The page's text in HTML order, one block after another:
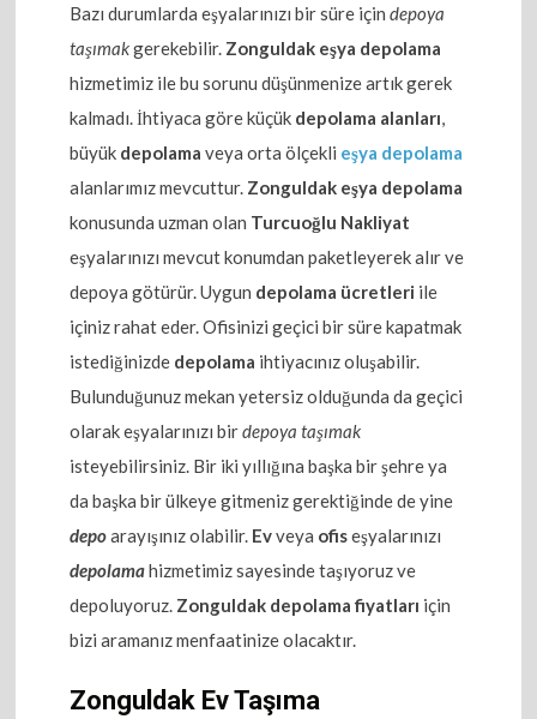
Bazı durumlarda eşyalarınızı bir süre içindepoya
taşımakgerekebilir. Zonguldak eşya depolama
hizmetimiz ile bu sorunu düşünmenize artık gerek
kalmadı. İhtiyaca göre küçük depolama alanları,
büyük depolama veya orta ölçekli eşya depolama
alanlarımız mevcuttur. Zonguldak eşya depolama
konusunda uzman olan Turcuoğlu Nakliyat
eşyalarınızı mevcut konumdan paketleyerek alır ve
depoya götürür. Uygun depolama ücretleri ile
içiniz rahat eder. Ofisinizi geçici bir süre kapatmak
istediğinizde depolama ihtiyacınız oluşabilir.
Bulunduğunuz mekan yetersiz olduğunda da geçici
olarak eşyalarınızı birdepoya taşımak
isteyebilirsiniz. Bir iki yıllığına başka bir şehre ya
da başka bir ülkeye gitmeniz gerektiğinde de yine
depoarayışınız olabilir. Evveya ofiseşyalarınızı
depolamahizmetimiz sayesinde taşıyoruz ve
depoluyoruz. Zonguldak depolama fiyatları için
bizi aramanız menfaatinize olacaktır.
Zonguldak Ev Taşıma